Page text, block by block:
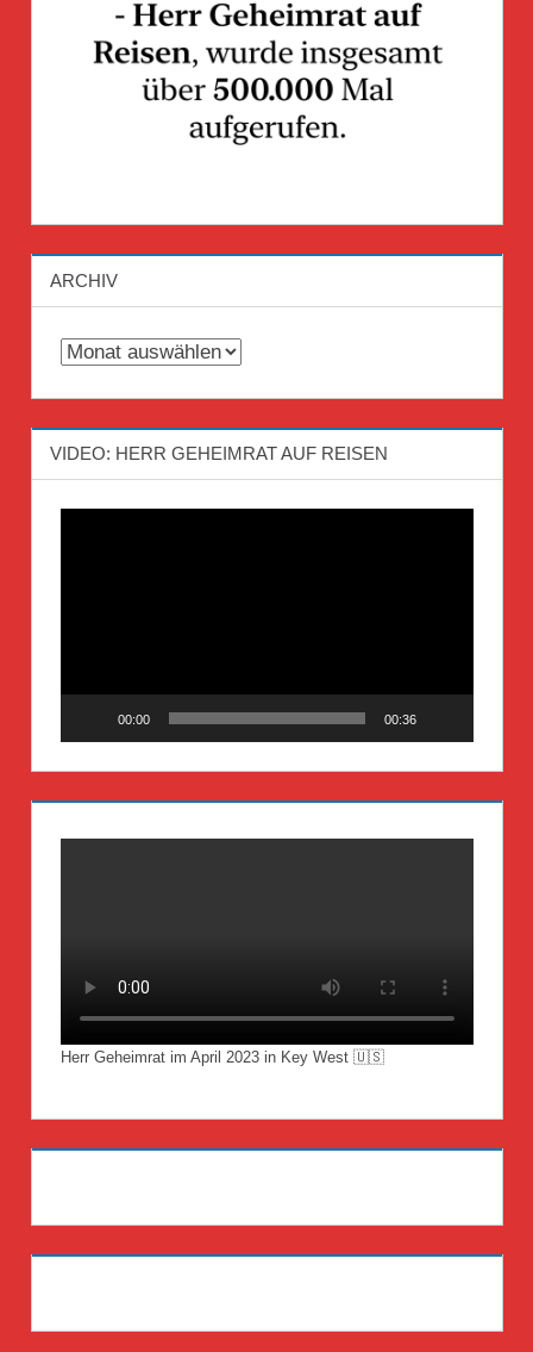
ARCHIV
Archiv
VIDEO: HERR GEHEIMRAT AUF REISEN
00:00 00:36
Herr Geheimrat im April 2023 in Key West 🇺🇸